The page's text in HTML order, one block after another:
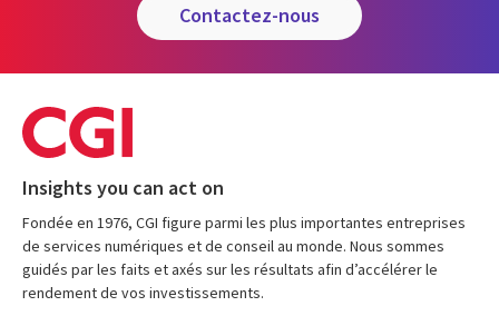
contactez-nous
Insights you can act on
Fondée en 1976, CGI figure parmi les plus importantes entreprises
de services numériques et de conseil au monde. Nous sommes
guidés par les faits et axés sur les résultats afin d’accélérer le
rendement de vos investissements.